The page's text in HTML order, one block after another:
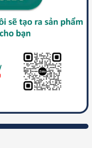
> Xem tiếp